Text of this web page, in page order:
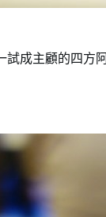
試成主顧的四方